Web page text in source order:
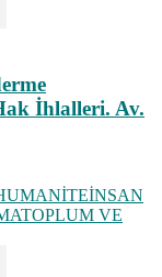
İhlalleri. Av.
İNSAN
TOPLUM VE